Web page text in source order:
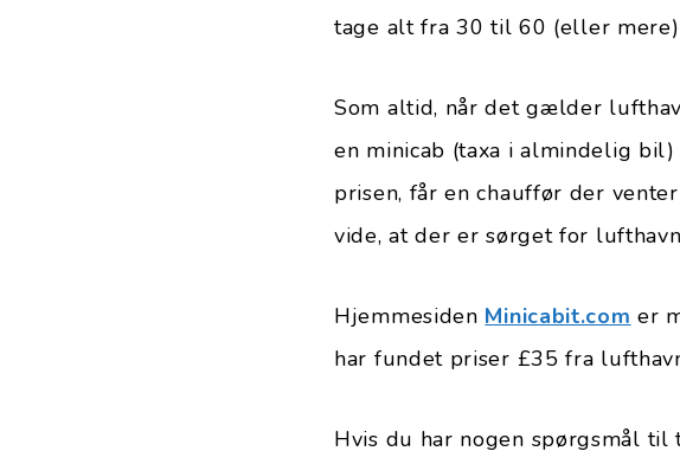
tage alt fra 30 til 60 (eller
Som altid, når det gælder
en minicab (taxa i almindelig
prisen, får en chauffør der
vide, at der er sørget for
Hjemmesiden Minicabit.com er
har fundet priser £35 fra
Hvis du har nogen spørgsmål